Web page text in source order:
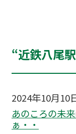
“近鉄八尾
2024年10月10
あのころの未
ぁ・・